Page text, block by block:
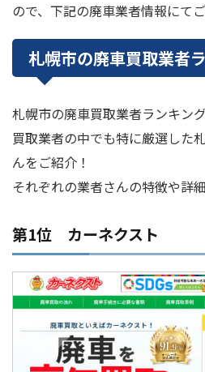
ので、下記の廃車業者情報にて
札幌市の廃車買取業者
札幌市の廃車買取業者ランキン
買取業者の中でも特に厳選した
んをご紹介！
それぞれの業者さんの特徴や詳
第1位 カーネクスト